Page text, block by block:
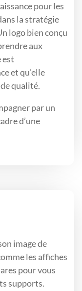
pour les
la stratégie
logo bien conçu
aux
est
et qu’elle
qualité.
par un
d’une
image de
les affiches
pour vous
supports.